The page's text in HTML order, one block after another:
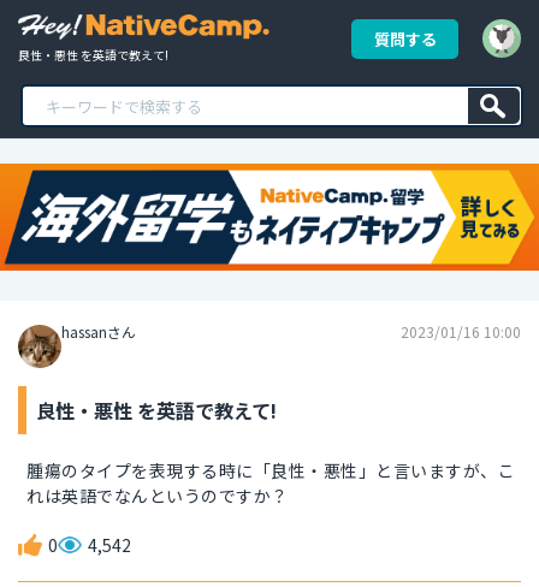
良性・悪性 を英語で教えて!
質問する
hassanさん 2023/01/16 10:00
良性・悪性 を英語で教えて!
腫瘍のタイプを表現する時に「良性・悪性」と言いますが、こ
れは英語でなんというのですか？
0 4,542